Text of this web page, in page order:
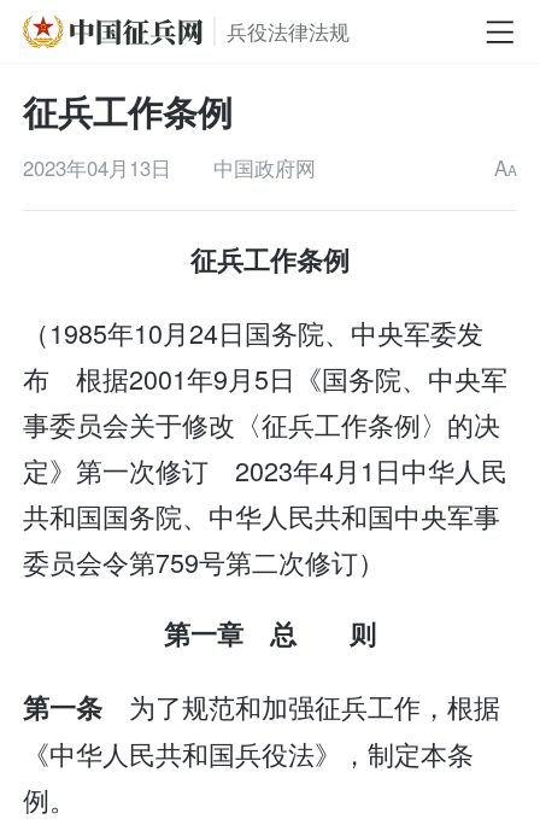
兵役法律法规
征兵工作条例
2023年04月13日 中国政府网 AA
征兵工作条例
（1985年10月24日国务院、中央军委发
布 根据2001年9月5日《国务院、中央军
事委员会关于修改〈征兵工作条例〉的决
定》第一次修订 2023年4月1日中华人民
共和国国务院、中华人民共和国中央军事
委员会令第759号第二次修订）
第一章 总 则
第一条 为了规范和加强征兵工作，根据
《中华人民共和国兵役法》，制定本条
例。